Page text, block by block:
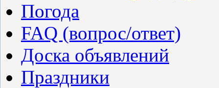
Погода
FAQ (вопрос/ответ)
Доска объявлений
Праздники